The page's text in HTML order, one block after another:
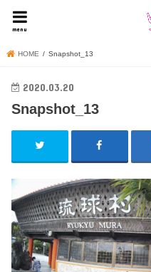
menu
HOME Snapshot_13
2020.03.20
Snapshot_13